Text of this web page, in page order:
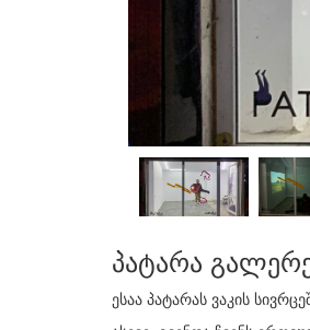
პატარა
ესაა პატარას ვაკის